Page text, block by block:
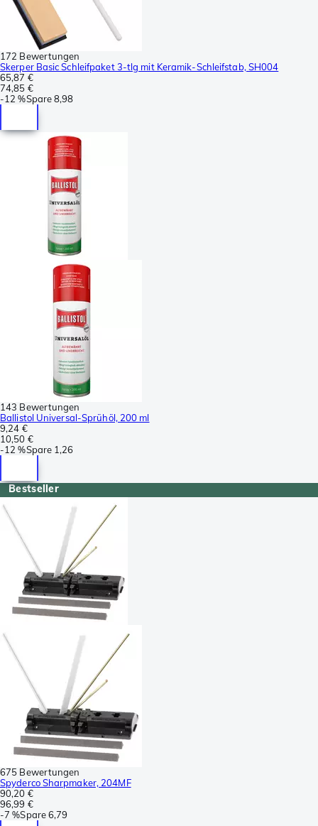
172 Bewertungen
Skerper Basic Schleifpaket 3-tlg mit Keramik-Schleifstab, SH004
65,87 €
74,85 €
-12 %Spare8,98
143 Bewertungen
Ballistol Universal-Sprühöl, 200 ml
9,24 €
10,50 €
-12 %Spare 1,26
Bestseller
675 Bewertungen
Spyderco Sharpmaker, 204MF
90,20 €
96,99 €
-7 %Spare6,79